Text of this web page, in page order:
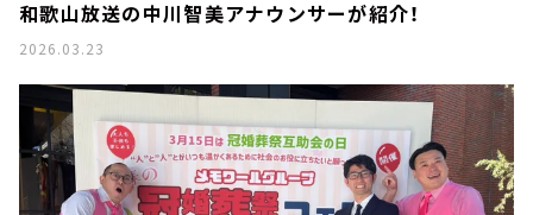
和歌山放送の中川智美アナウンサーが紹介！
2026.03.23